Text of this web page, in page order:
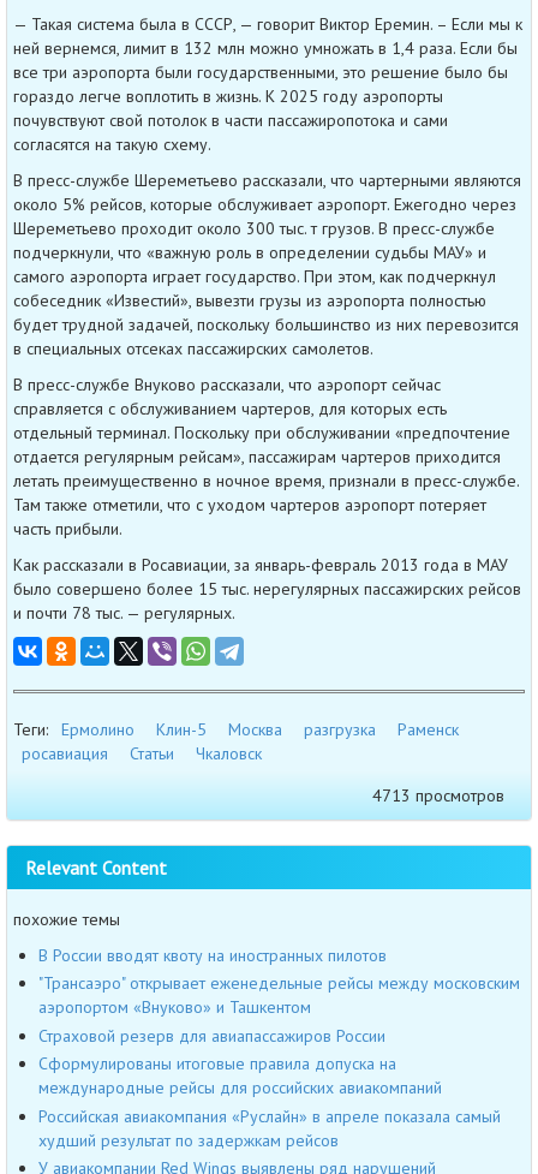
— Такая система была в СССР, — говорит Виктор Еремин. – Если мы к
ней вернемся, лимит в 132 млн можно умножать в 1,4 раза. Если бы
все три аэропорта были государственными, это решение было бы
гораздо легче воплотить в жизнь. К 2025 году аэропорты
почувствуют свой потолок в части пассажиропотока и сами
согласятся на такую схему.
В пресс-службе Шереметьево рассказали, что чартерными являются
около 5% рейсов, которые обслуживает аэропорт. Ежегодно через
Шереметьево проходит около 300 тыс. т грузов. В пресс-службе
подчеркнули, что «важную роль в определении судьбы МАУ» и
самого аэропорта играет государство. При этом, как подчеркнул
собеседник «Известий», вывезти грузы из аэропорта полностью
будет трудной задачей, поскольку большинство из них перевозится
в специальных отсеках пассажирских самолетов.
В пресс-службе Внуково рассказали, что аэропорт сейчас
справляется с обслуживанием чартеров, для которых есть
отдельный терминал. Поскольку при обслуживании «предпочтение
отдается регулярным рейсам», пассажирам чартеров приходится
летать преимущественно в ночное время, признали в пресс-службе.
Там также отметили, что с уходом чартеров аэропорт потеряет
часть прибыли.
Как рассказали в Росавиации, за январь-февраль 2013 года в МАУ
было совершено более 15 тыс. нерегулярных пассажирских рейсов
и почти 78 тыс. — регулярных.
Теги: Ермолино Клин-5 Москвa разгрузка
Раменск
росавиация
Статьи
Чкаловск
4713 просмотров
Relevant Content
похожие темы
В России вводят квоту на иностранных пилотов
"Трансаэро" открывает еженедельные рейсы между московским
аэропортом «Внуково» и Ташкентом
Страховой резерв для авиапассажиров России
Сформулированы итоговые правила допуска на
международные рейсы для российских авиакомпаний
Российская авиакомпания «Руслайн» в апреле показала самый
худший результат по задержкам рейсов
У авиакомпании Red Wings выявлены ряд нарушений